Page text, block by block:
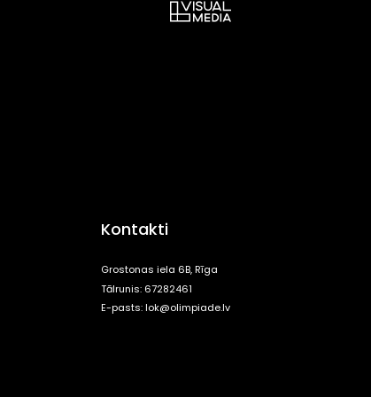
Kontakti
Grostonas iela 6B, Rīga
Tālrunis: 67282461
E-pasts:lok@olimpiade.lv